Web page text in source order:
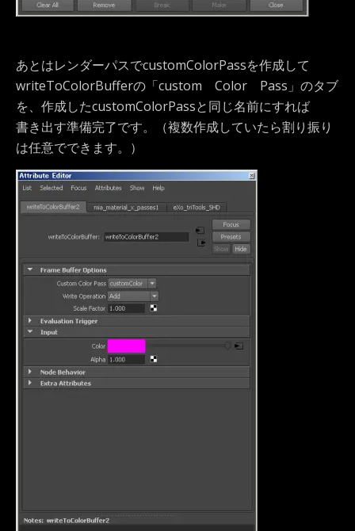
あとはレンダーパスでcustomColorPassを作成して
writeToColorBufferの「custom Color Pass」のタブ
を、作成したcustomColorPassと同じ名前にすれば
書き出す準備完了です。（複数作成していたら割り振り
は任意でできます。）